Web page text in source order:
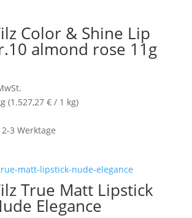
Color & Shine Lip
almond rose 11g
(1.527,27 €/ 1 kg)
3 Werktage
True Matt Lipstick
Elegance